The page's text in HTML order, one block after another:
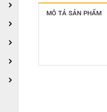
MÔ TẢ SẢN PHẨM